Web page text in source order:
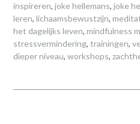
inspireren, joke hellemans, joke
leren, lichaamsbewustzijn,
het dagelijks leven, mindfulness
stressvermindering, trainingen,
dieper niveau, workshops,